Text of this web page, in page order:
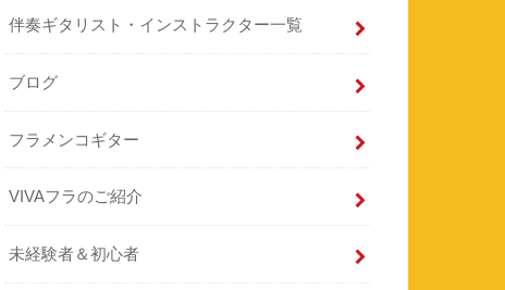
伴奏ギタリスト・インストラクター一覧
ブログ
フラメンコギター
VIVAフラのご紹介
未経験者＆初心者